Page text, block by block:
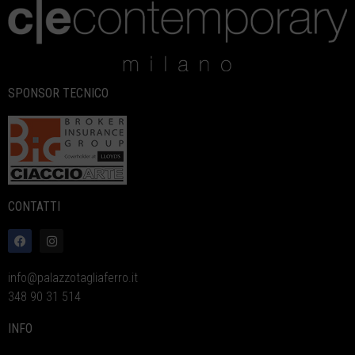
SPONSOR TECNICO
CONTATTI
info@palazzotagliaferro.it
348 90 31 514
INFO